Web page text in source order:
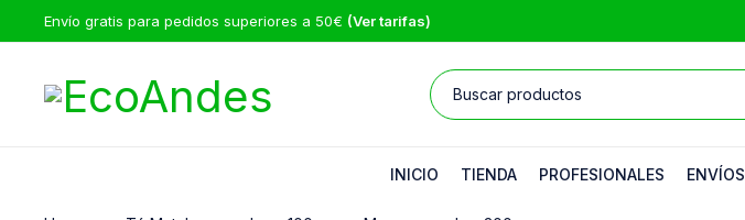
Envío gratis para pedidos superiores a 50€ (Ver tarifas)
INICIO TIENDA PROFESIONALES ENVÍOS